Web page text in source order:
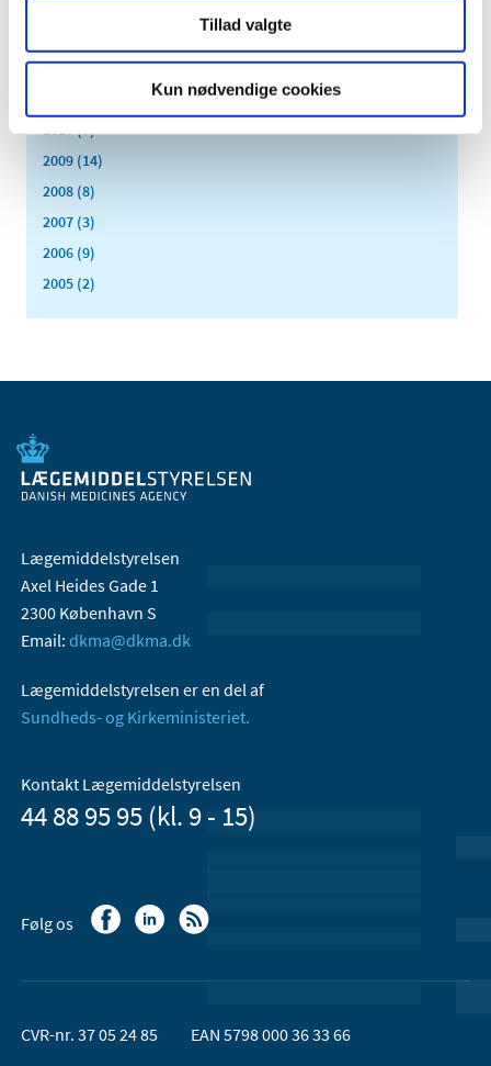
Tillad valgte
Kun nødvendige cookies
januar (6)
2010 (7)
2009 (14)
2008 (8)
2007 (3)
2006 (9)
2005 (2)
Lægemiddelstyrelsen
Axel Heides Gade 1
2300 København S
Email: dkma@dkma.dk
Lægemiddelstyrelsen er en del af
Sundheds- og Kirkeministeriet.
Kontakt Lægemiddelstyrelsen
44 88 95 95 (kl. 9 - 15)
Følg os
CVR-nr. 37 05 24 85 EAN 5798 000 36 33 66